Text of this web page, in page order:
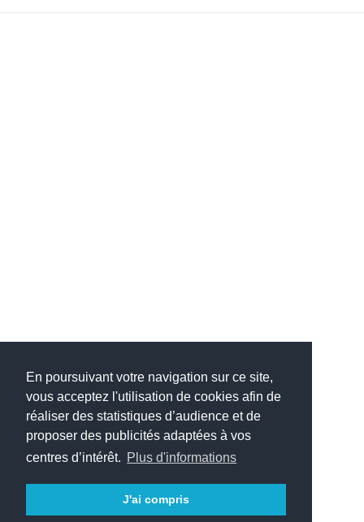
En poursuivant votre navigation sur ce site,
vous acceptez l'utilisation de cookies afin de
réaliser des statistiques d’audience et de
proposer des publicités adaptées à vos
centres d’intérêt. Plus d'informations
J'ai compris
(c) 2005-2025 Jérôme DESMOULINS